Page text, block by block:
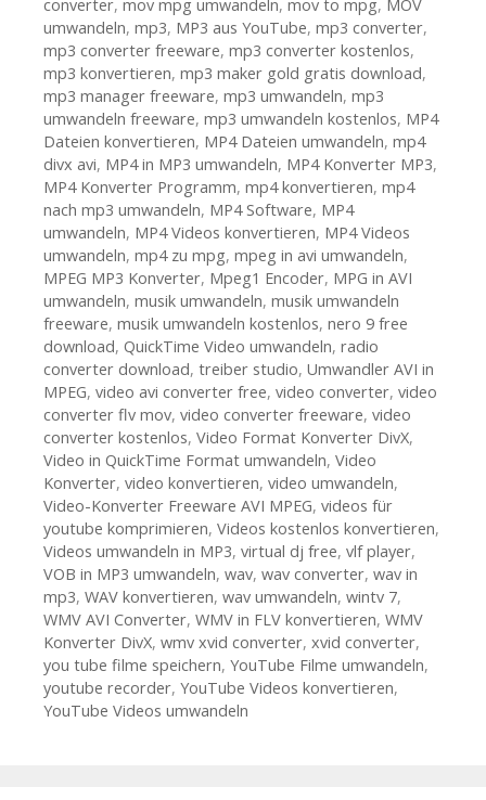
converter, mov mpg umwandeln, mov to mpg, MOV
umwandeln, mp3, MP3 aus YouTube, mp3 converter,
mp3 converter freeware, mp3 converter kostenlos,
mp3 konvertieren, mp3 maker gold gratis download,
mp3 manager freeware, mp3 umwandeln, mp3
umwandeln freeware, mp3 umwandeln kostenlos, MP4
Dateien konvertieren, MP4 Dateien umwandeln, mp4
divx avi, MP4 in MP3 umwandeln, MP4 Konverter MP3,
MP4 Konverter Programm, mp4 konvertieren, mp4
nach mp3 umwandeln, MP4 Software, MP4
umwandeln, MP4 Videos konvertieren, MP4 Videos
umwandeln, mp4 zu mpg, mpeg in avi umwandeln,
MPEG MP3 Konverter, Mpeg1 Encoder, MPG in AVI
umwandeln, musik umwandeln, musik umwandeln
freeware, musik umwandeln kostenlos, nero 9 free
download, QuickTime Video umwandeln, radio
converter download, treiber studio, Umwandler AVI in
MPEG, video avi converter free, video converter, video
converter flv mov, video converter freeware, video
converter kostenlos, Video Format Konverter DivX,
Video in QuickTime Format umwandeln, Video
Konverter, video konvertieren, video umwandeln,
Video-Konverter Freeware AVI MPEG, videos für
youtube komprimieren, Videos kostenlos konvertieren,
Videos umwandeln in MP3, virtual dj free, vlf player,
VOB in MP3 umwandeln, wav, wav converter, wav in
mp3, WAV konvertieren, wav umwandeln, wintv 7,
WMV AVI Converter, WMV in FLV konvertieren, WMV
Konverter DivX, wmv xvid converter, xvid converter,
you tube filme speichern, YouTube Filme umwandeln,
youtube recorder, YouTube Videos konvertieren,
YouTube Videos umwandeln